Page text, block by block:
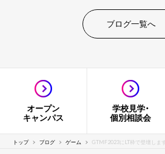
ブログ一覧へ
オープン
キャンパス
学校見学・
個別相談会
トップ ブログ ゲーム GTMF2023にLT枠で登壇します